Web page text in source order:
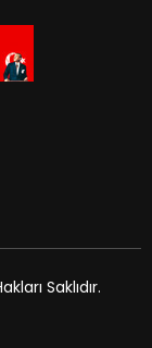
Saklıdır.